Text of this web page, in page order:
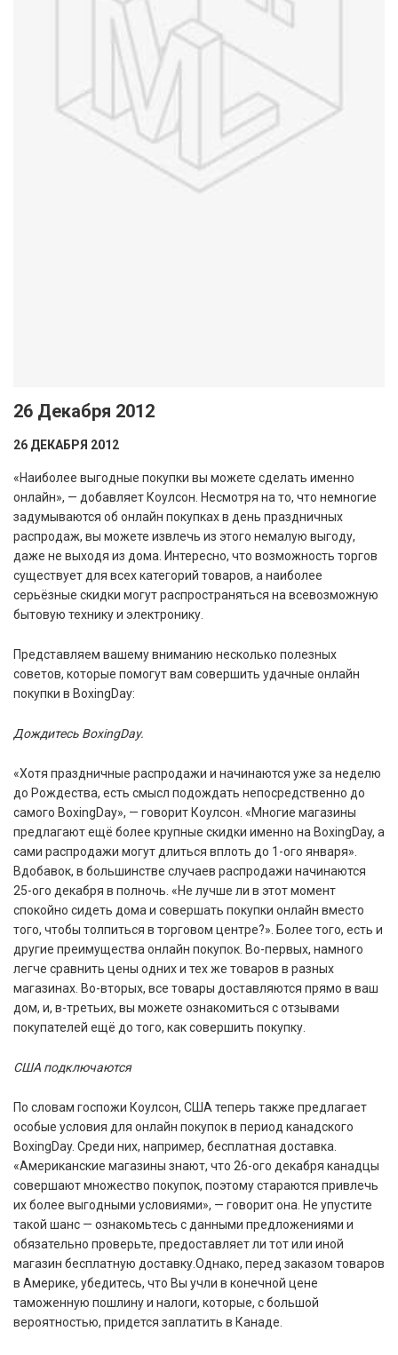
26 Декабря 2012
26 ДЕКАБРЯ 2012
«Наиболее выгодные покупки вы можете сделать именно
онлайн», — добавляет Коулсон. Несмотря на то, что немногие
задумываются об онлайн покупках в день праздничных
распродаж, вы можете извлечь из этого немалую выгоду,
даже не выходя из дома. Интересно, что возможность торгов
существует для всех категорий товаров, а наиболее
серьёзные скидки могут распространяться на всевозможную
бытовую технику и электронику.
Представляем вашему вниманию несколько полезных
советов, которые помогут вам совершить удачные онлайн
покупки в BoxingDay:
Дождитесь BoxingDay.
«Хотя праздничные распродажи и начинаются уже за неделю
до Рождества, есть смысл подождать непосредственно до
самого BoxingDay», — говорит Коулсон. «Многие магазины
предлагают ещё более крупные скидки именно на BoxingDay, а
сами распродажи могут длиться вплоть до 1-ого января».
Вдобавок, в большинстве случаев распродажи начинаются
25-ого декабря в полночь. «Не лучше ли в этот момент
спокойно сидеть дома и совершать покупки онлайн вместо
того, чтобы толпиться в торговом центре?». Более того, есть и
другие преимущества онлайн покупок. Во-первых, намного
легче сравнить цены одних и тех же товаров в разных
магазинах. Во-вторых, все товары доставляются прямо в ваш
дом, и, в-третьих, вы можете ознакомиться с отзывами
покупателей ещё до того, как совершить покупку.
США подключаются
По словам госпожи Коулсон, США теперь также предлагает
особые условия для онлайн покупок в период канадского
BoxingDay. Среди них, например, бесплатная доставка.
«Американские магазины знают, что 26-ого декабря канадцы
совершают множество покупок, поэтому стараются привлечь
их более выгодными условиями», — говорит она. Не упустите
такой шанс — ознакомьтесь с данными предложениями и
обязательно проверьте, предоставляет ли тот или иной
магазин бесплатную доставку.Однако, перед заказом товаров
в Америке, убедитесь, что Вы учли в конечной цене
таможенную пошлину и налоги, которые, с большой
вероятностью, придется заплатить в Канаде.